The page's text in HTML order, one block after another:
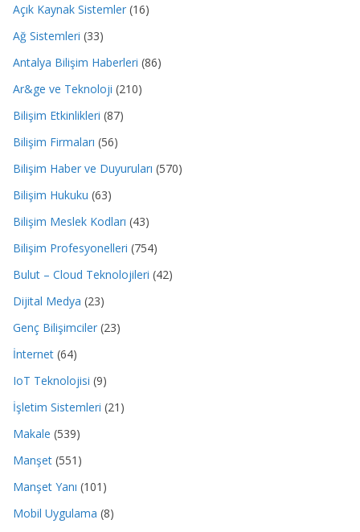
Açık Kaynak Sistemler (16)
Ağ Sistemleri (33)
Antalya Bilişim Haberleri (86)
Ar&ge ve Teknoloji (210)
Bilişim Etkinlikleri (87)
Bilişim Firmaları (56)
Bilişim Haber ve Duyuruları (570)
Bilişim Hukuku (63)
Bilişim Meslek Kodları (43)
Bilişim Profesyonelleri (754)
Bulut – Cloud Teknolojileri (42)
Dijital Medya (23)
Genç Bilişimciler (23)
İnternet (64)
IoT Teknolojisi (9)
İşletim Sistemleri (21)
Makale (539)
Manşet (551)
Manşet Yanı (101)
Mobil Uygulama (8)